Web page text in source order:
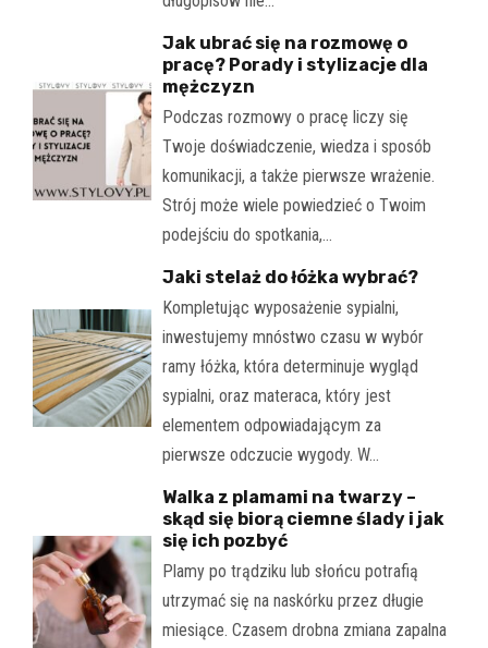
Jak ubrać się na rozmowę o
pracę? Porady i stylizacje dla
mężczyzn
Podczas rozmowy o pracę liczy się
Twoje doświadczenie, wiedza i sposób
komunikacji, a także pierwsze wrażenie.
Strój może wiele powiedzieć o Twoim
podejściu do spotkania,…
Jaki stelaż do łóżka wybrać?
Kompletując wyposażenie sypialni,
inwestujemy mnóstwo czasu w wybór
ramy łóżka, która determinuje wygląd
sypialni, oraz materaca, który jest
elementem odpowiadającym za
pierwsze odczucie wygody. W…
Walka z plamami na twarzy –
skąd się biorą ciemne ślady i jak
się ich pozbyć
Plamy po trądziku lub słońcu potrafią
utrzymać się na naskórku przez długie
miesiące. Czasem drobna zmiana zapalna